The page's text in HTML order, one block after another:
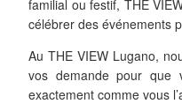
familial ou festif, THE
célébrer des événements
Au THE VIEW Lugano,
vos demande pour que
exactement comme vous